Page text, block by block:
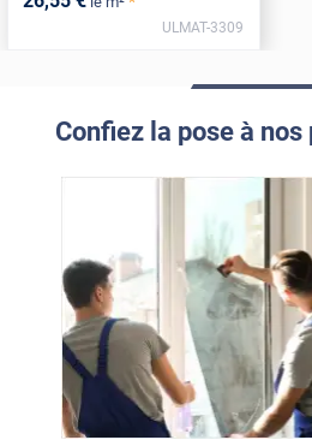
ULMAT-3309
Confiez la pose à